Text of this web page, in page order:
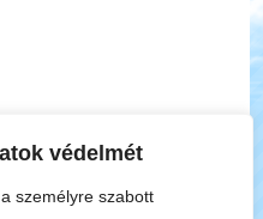
védelmét
személyre szabott